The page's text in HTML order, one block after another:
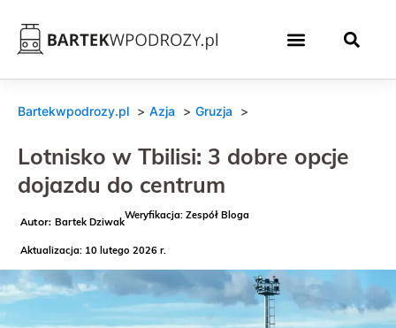
Bartekwpodrozy.pl Azja Gruzja
Lotnisko w Tbilisi: 3 dobre opcje
dojazdu do centrum
Bartek Dziwak
Weryfikacja: Zespół Bloga
Aktualizacja: 10 lutego 2026 r.